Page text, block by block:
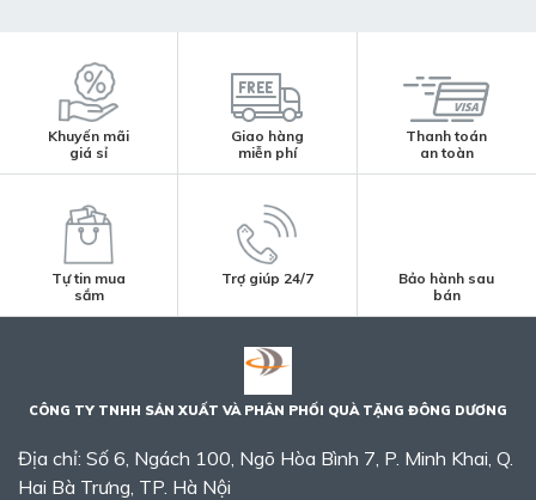
Khuyến mãi
giá sỉ
Giao hàng
miễn phí
Thanh toán
an toàn
Tự tin mua
sắm
Trợ giúp 24/7
Bảo hành sau
bán
CÔNG TY TNHH SẢN XUẤT VÀ PHÂN PHỐI QUÀ TẶNG ĐÔNG DƯƠNG
Địa chỉ: Số 6, Ngách 100, Ngõ Hòa Bình 7, P. Minh Khai, Q.
Hai Bà Trưng, TP. Hà Nội